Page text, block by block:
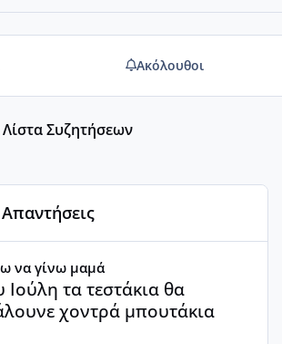
Ακόλουθοι
Συζητήσεων
να γίνω μαμά
Ιούλη τα τεστάκια θα
χοντρά μπουτάκια